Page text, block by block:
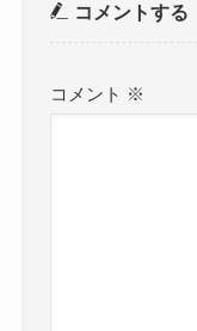
コメントする
コメント ※